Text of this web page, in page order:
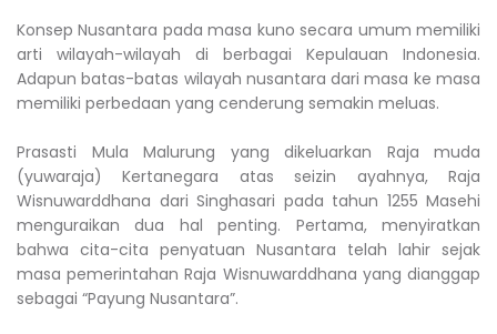
Konsep Nusantara pada masa kuno secara umum memiliki
arti wilayah-wilayah di berbagai Kepulauan Indonesia.
Adapun batas-batas wilayah nusantara dari masa ke masa
memiliki perbedaan yang cenderung semakin meluas.
Prasasti Mula Malurung yang dikeluarkan Raja muda
(yuwaraja) Kertanegara atas seizin ayahnya, Raja
Wisnuwarddhana dari Singhasari pada tahun 1255 Masehi
menguraikan dua hal penting. Pertama, menyiratkan
bahwa cita-cita penyatuan Nusantara telah lahir sejak
masa pemerintahan Raja Wisnuwarddhana yang dianggap
sebagai “Payung Nusantara”.